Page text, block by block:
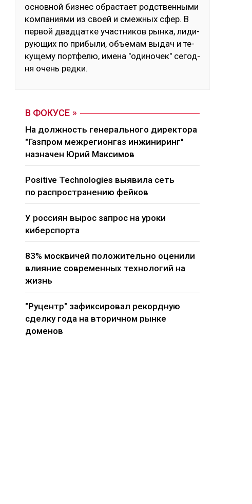
ос­нов­ной биз­нес об­рас­тает родс­твен­ны­ми
ком­па­ния­ми из своей и смеж­ных сфер. В
пер­вой двад­цат­ке учас­тни­ков рын­ка, ли­ди­
рую­щих по при­бы­ли, объ­емам вы­дач и те­
ку­ще­му пор­тфе­лю, име­на "оди­но­чек" се­год­
ня очень ред­ки.
В ФОКУСЕ
На должность генерального директора
"Газпром межрегионгаз инжиниринг"
назначен Юрий Максимов
Positive Technologies выявила сеть
по распространению фейков
У россиян вырос запрос на уроки
киберспорта
83% москвичей положительно оценили
влияние современных технологий на
жизнь
"Руцентр" зафиксировал рекордную
сделку года на вторичном рынке
доменов